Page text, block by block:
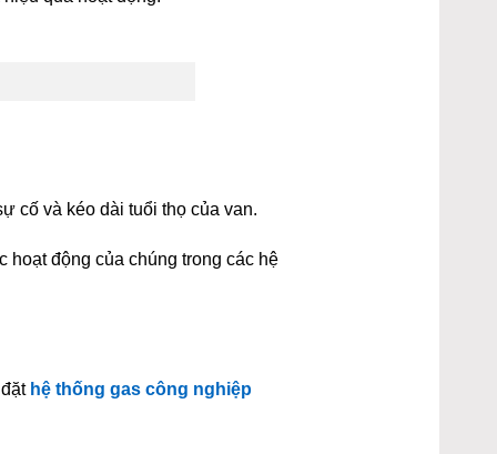
cố và kéo dài tuổi thọ của van.
hoạt động của chúng trong các hệ
hệ thống gas công nghiệp